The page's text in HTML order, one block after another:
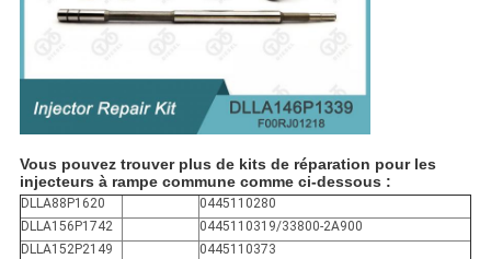
Vous pouvez trouver plus de kits de réparation pour les
injecteurs à rampe commune comme ci-dessous :
DLLA88P1620
0445110280
DLLA156P1742
0445110319/33800-2A900
DLLA152P2149
0445110373